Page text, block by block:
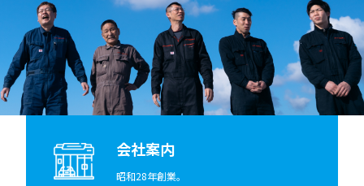
会社案内
昭和28年創業。